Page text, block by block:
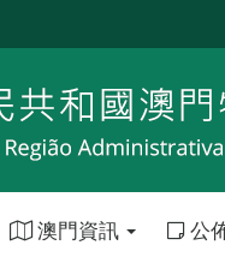
澳門資訊 公